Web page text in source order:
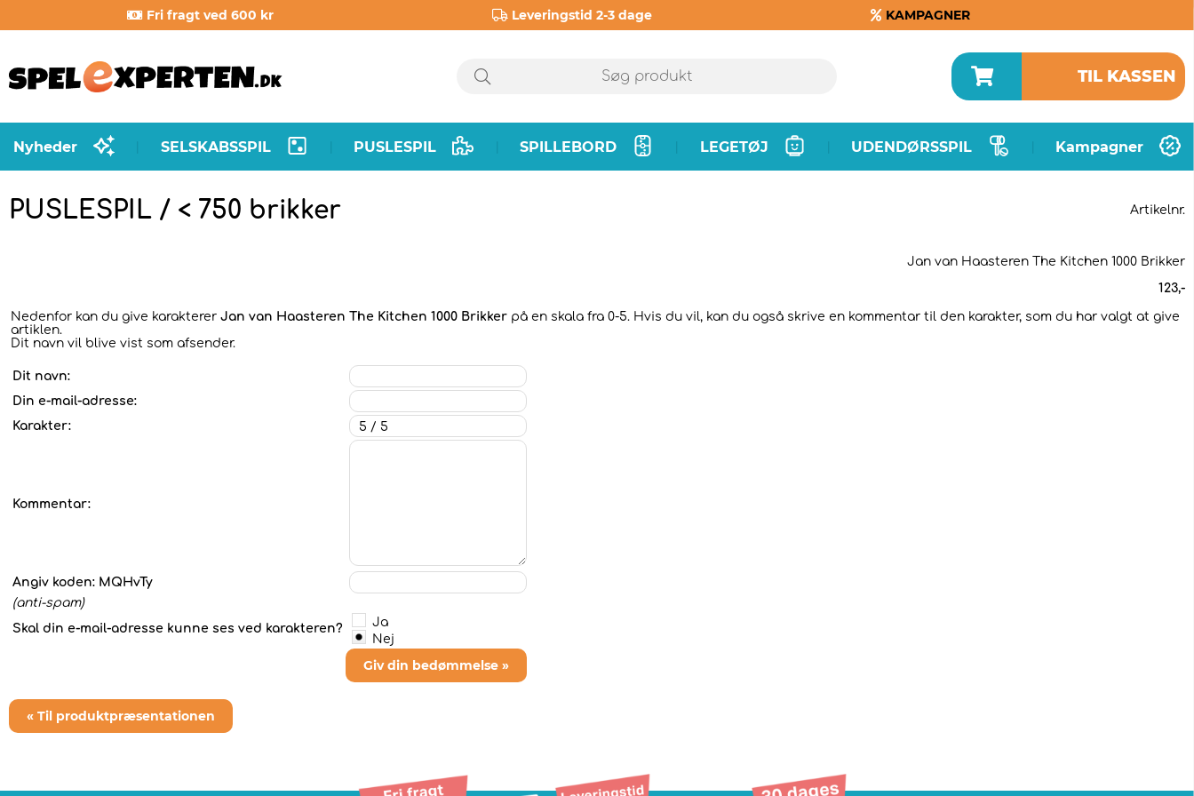
Fri fragt ved 600 kr Leveringstid 2-3 dage KAMPAGNER
TIL KASSEN
Nyheder SELSKABSSPIL PUSLESPIL SPILLEBORD LEGETØJ UDENDØRSSPIL Kampagner
PUSLESPIL / < 750 brikker Artikelnr.
Jan van Haasteren The Kitchen 1000 Brikker
123,-
Nedenfor kan du give karakterer Jan van Haasteren The Kitchen 1000 Brikker på en skala fra 0-5. Hvis du vil, kan du også skrive en kommentar til den karakter, som du har valgt at give
artiklen.
Dit navn vil blive vist som afsender.
Dit navn:
Din e-mail-adresse:
Karakter:
Kommentar:
Angiv koden: MQHvTy
(anti-spam)
Skal din e-mail-adresse kunne ses ved karakteren?
Ja
Nej
Giv din bedømmelse »
« Til produktpræsentationen